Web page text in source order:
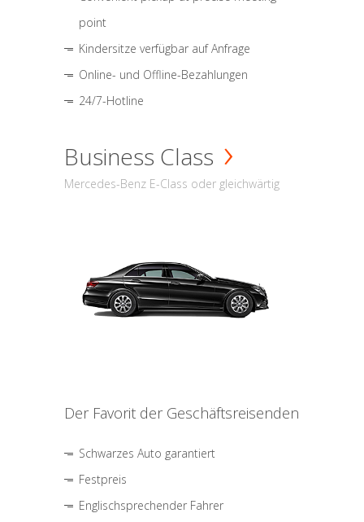
point
Kindersitze verfügbar auf Anfrage
Online- und Offline-Bezahlungen
24/7-Hotline
Business Class
Mercedes-Benz E-Class oder gleichwärtig
Der Favorit der Geschäftsreisenden
Schwarzes Auto garantiert
Festpreis
Englischsprechender Fahrer